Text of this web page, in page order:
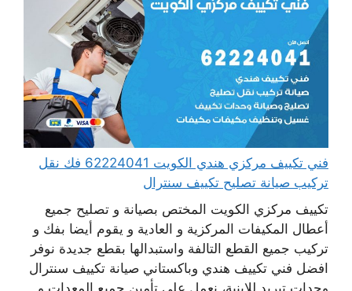
فني تكييف مركزي هندي الكويت 62224041 فك نقل
تركيب صيانة تصليح تكييف سنترال
تكييف مركزي الكويت المختص بصيانة و تصليح جميع
أعطال المكيفات المركزية و العادية و يقوم أيضا بفك و
تركيب جميع القطع التالفة واستبدالها بقطع جديدة نوفر
افضل فني تكييف هندي وباكستاني صيانة تكييف سنترال
وحدات تبريد للابنية، نعمل على تأمين جميع المعدات و